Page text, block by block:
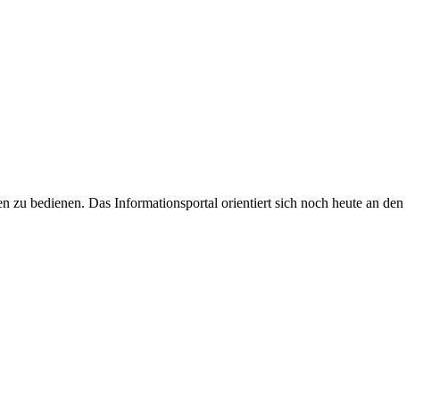
zu bedienen. Das Informationsportal orientiert sich noch heute an den